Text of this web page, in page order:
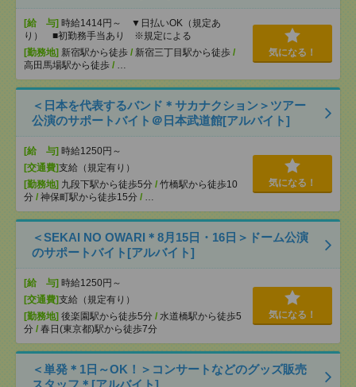
[給 与] 時給1414円～ ▼日払いOK（規定あ
り） ■初勤務手当あり ※規定による
[勤務地] 新宿駅から徒歩 / 新宿三丁目駅から徒歩 /
高田馬場駅から徒歩 / …
気になる！
＜日本を代表するバンド＊サカナクション＞ツアー
公演のサポートバイト＠日本武道館[アルバイト]
[給 与] 時給1250円～
[交通費]支給（規定有り）
[勤務地] 九段下駅から徒歩5分 / 竹橋駅から徒歩10
分 / 神保町駅から徒歩15分 / …
気になる！
＜SEKAI NO OWARI＊8月15日・16日＞ドーム公演
のサポートバイト[アルバイト]
[給 与] 時給1250円～
[交通費]支給（規定有り）
[勤務地] 後楽園駅から徒歩5分 / 水道橋駅から徒歩5
分 / 春日(東京都)駅から徒歩7分
気になる！
＜単発＊1日～OK！＞コンサートなどのグッズ販売
スタッフ＊[アルバイト]